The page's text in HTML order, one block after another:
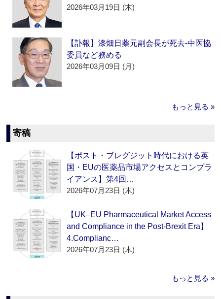
2026年03月19日 (木)
【訃報】漆畑日薬元副会長が死去‐中医協
委員など務める
2026年03月09日 (月)
もっと見る »
寄稿
【ポスト・ブレグジット時代における英
国・EUの医薬品市場アクセスとコンプラ
イアンス】第4回…
2026年07月23日 (木)
【UK–EU Pharmaceutical Market Access
and Compliance in the Post-Brexit Era】
4.Complianc…
2026年07月23日 (木)
もっと見る »